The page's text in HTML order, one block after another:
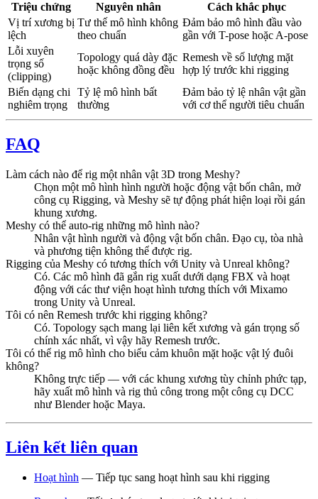
Triệu chứng Nguyên nhân
Cách khắc phục
Vị trí xương bị
lệch
Tư thế mô hình không
theo chuẩn
Đảm bảo mô hình đầu vào
gần với T-pose hoặc A-pose
Lỗi xuyên
trọng số
(clipping)
Topology quá dày đặc
hoặc không đồng đều
Remesh về số lượng mặt
hợp lý trước khi rigging
Biến dạng chi
nghiêm trọng
Tỷ lệ mô hình bất
thường
Đảm bảo tỷ lệ nhân vật gần
với cơ thể người tiêu chuẩn
FAQ
Làm cách nào để rig một nhân vật 3D trong Meshy?
Chọn một mô hình hình người hoặc động vật bốn chân, mở
công cụ Rigging, và Meshy sẽ tự động phát hiện loại rồi gán
khung xương.
Meshy có thể auto-rig những mô hình nào?
Nhân vật hình người và động vật bốn chân. Đạo cụ, tòa nhà
và phương tiện không thể được rig.
Rigging của Meshy có tương thích với Unity và Unreal không?
Có. Các mô hình đã gắn rig xuất dưới dạng FBX và hoạt
động với các thư viện hoạt hình tương thích với Mixamo
trong Unity và Unreal.
Tôi có nên Remesh trước khi rigging không?
Có. Topology sạch mang lại liên kết xương và gán trọng số
chính xác nhất, vì vậy hãy Remesh trước.
Tôi có thể rig mô hình cho biểu cảm khuôn mặt hoặc vật lý đuôi
không?
Không trực tiếp — với các khung xương tùy chỉnh phức tạp,
hãy xuất mô hình và rig thủ công trong một công cụ DCC
như Blender hoặc Maya.
Liên kết liên quan
Hoạt hình — Tiếp tục sang hoạt hình sau khi rigging